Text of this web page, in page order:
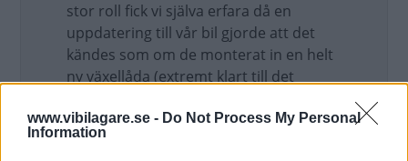
www.vibilagare.se - Do Not Process My Personal
Information
stor roll fick vi själva erfara då en
uppdatering till vår bil gjorde att det
kändes som om de monterat in en helt
ny växellåda (extremt klart till det
Uppdaterat: 2018-05-05 21:04